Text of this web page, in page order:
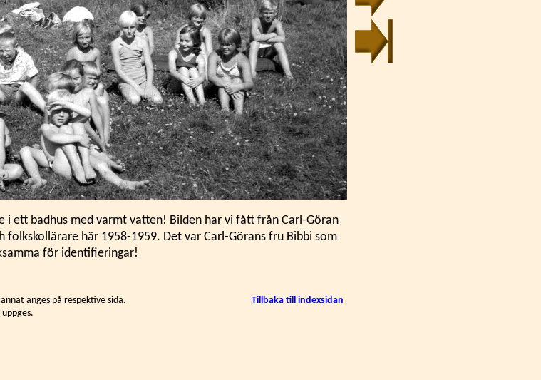
i ett badhus med varmt vatten! Bilden har vi fått från Carl-Göran
folkskollärare här 1958-1959. Det var Carl-Görans fru Bibbi som
för identifieringar!
anges på respektive sida.
Tillbaka till indexsidan